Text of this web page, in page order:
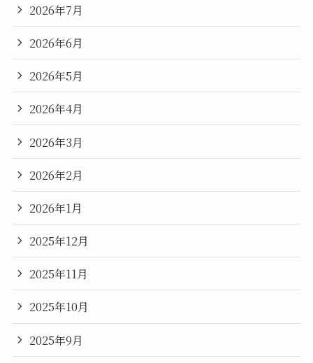
2026年7月
2026年6月
2026年5月
2026年4月
2026年3月
2026年2月
2026年1月
2025年12月
2025年11月
2025年10月
2025年9月